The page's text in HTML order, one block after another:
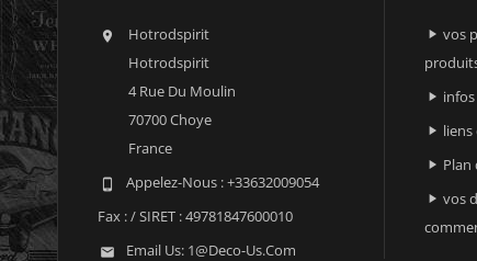

Hotrodspirit
Hotrodspirit
4 Rue Du Moulin
70700 Choye
France
 Appelez-Nous :+33632009054
Fax :/ SIRET : 49781847600010
 Email Us: 1@deco-Us.com
 vos

 liens
 Plan
 vos